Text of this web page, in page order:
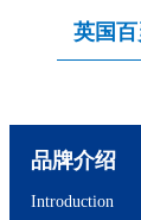
英国
品牌介绍
Introduction